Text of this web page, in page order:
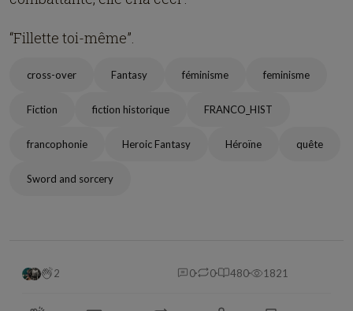
“Fillette toi-même”.
cross-over Fantasy féminisme feminisme
Fiction fiction historique FRANCO_HIST
francophonie Heroic Fantasy Héroïne quête
Sword and sorcery
2 0 0 480 1821